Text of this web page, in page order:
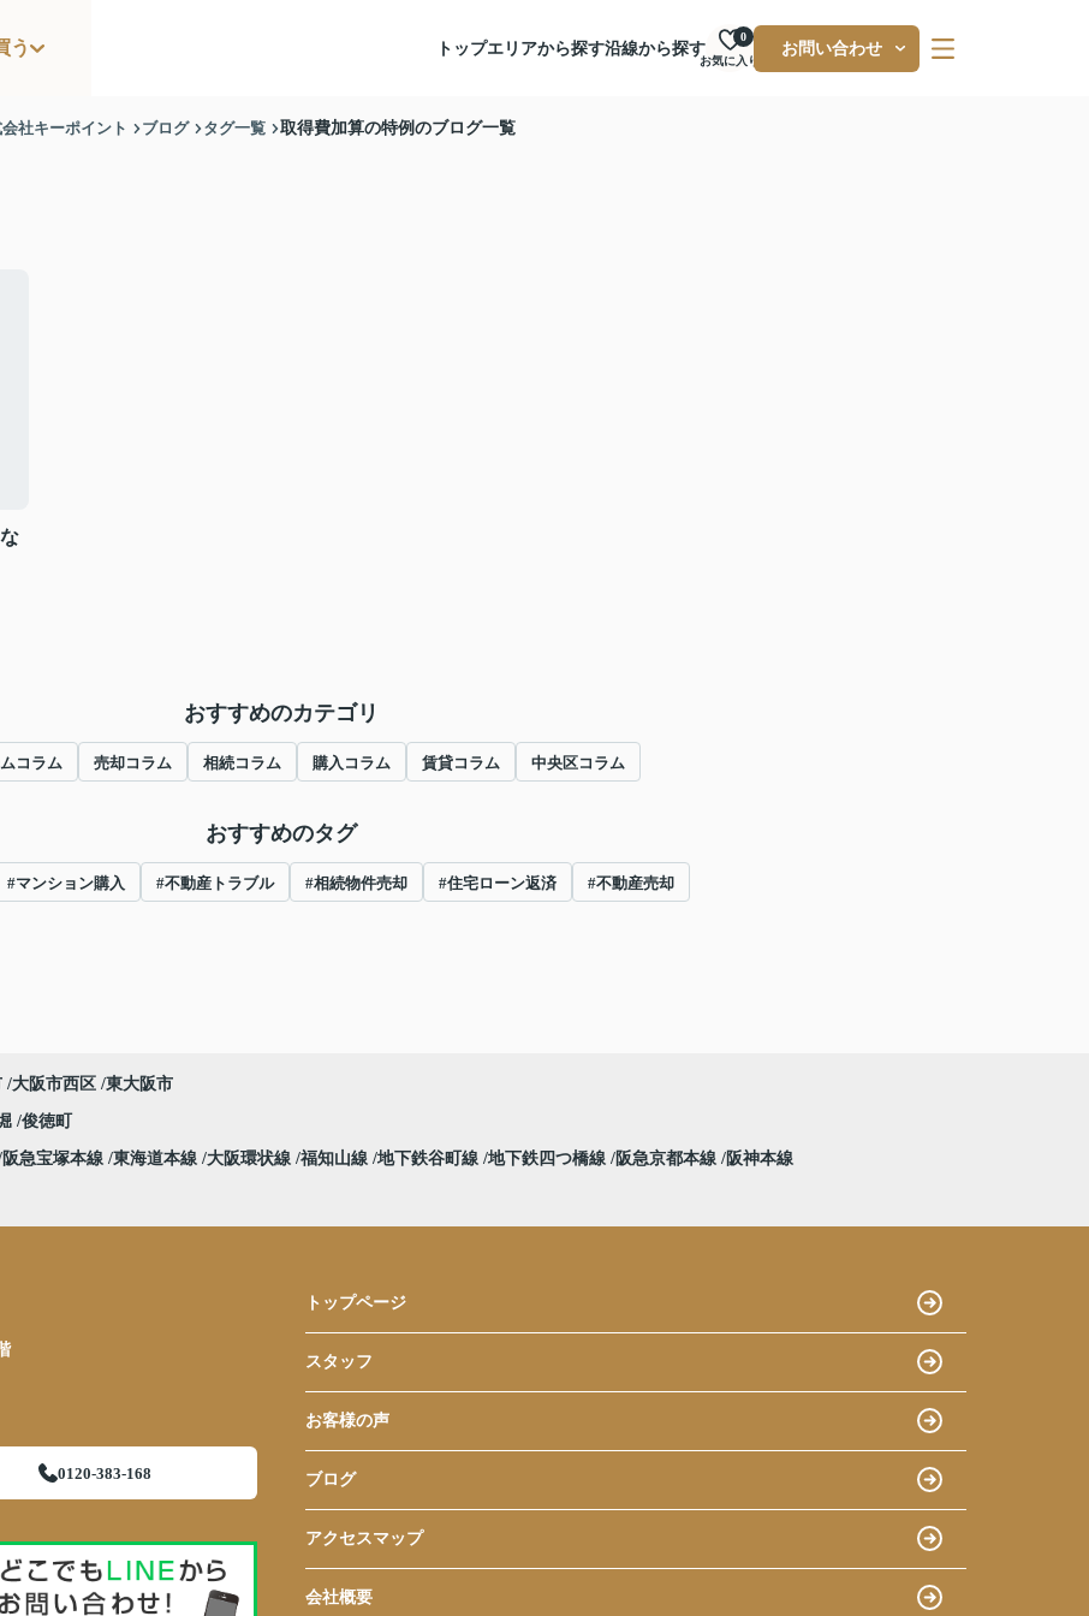
う トップエリアから探す沿線から探す
お気に入り
0
お問い合わせ
社キーポイント ブログ タグ一覧 取得費加算の特例のブログ一覧
おすすめのカテゴリ
コラム 売却コラム 相続コラム 購入コラム 賃貸コラム 中央区コラム
おすすめのタグ
#マンション購入 #不動産トラブル #相続物件売却 #住宅ローン返済 #不動産売却
大阪市西区 東大阪市
俊徳町
阪急宝塚本線 東海道本線 大阪環状線 福知山線 地下鉄谷町線 地下鉄四つ橋線 阪急京都本線 阪神本線
0120-383-168
トップページ
スタッフ
お客様の声
ブログ
アクセスマップ
会社概要